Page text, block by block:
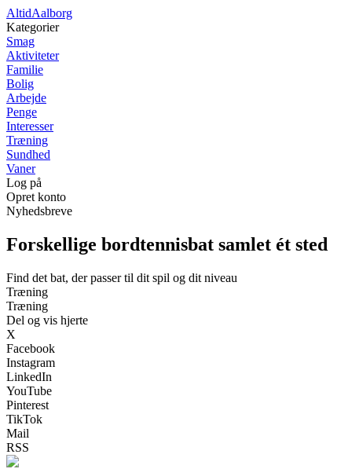
AltidAalborg
Kategorier
Smag
Aktiviteter
Familie
Bolig
Arbejde
Penge
Interesser
Træning
Sundhed
Vaner
Log på
Opret konto
Nyhedsbreve
Forskellige bordtennisbat samlet ét sted
Find det bat, der passer til dit spil og dit niveau
Træning
Træning
Del og vis hjerte
X
Facebook
Instagram
LinkedIn
YouTube
Pinterest
TikTok
Mail
RSS